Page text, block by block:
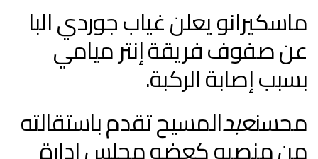
ماسكيرانو يعلن غياب جوردي البا
عن صفوف فريقة إنتر ميامي
بسبب إصابة الركبة.
محسنعبدالمسيح تقدم باستقالته
من منصبه كعضو مجلس إدارة